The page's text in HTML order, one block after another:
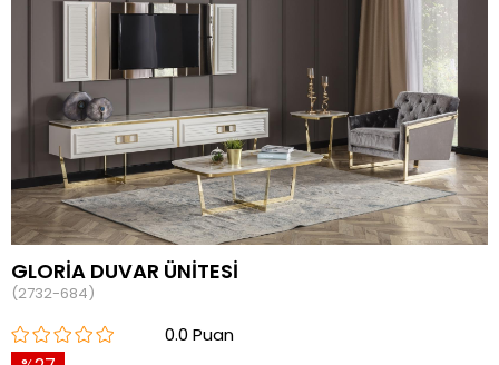
GLORİA DUVAR ÜNİTESİ
(2732-684)
0.0